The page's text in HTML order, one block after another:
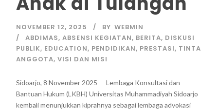
NOVEMBER 12, 2025 BY WEBMIN
ABDIMAS, ABSENSI KEGIATAN, BERITA, DISKUSI
PUBLIK, EDUCATION, PENDIDIKAN, PRESTASI, TINTA
ANGGOTA, VISI DAN MISI
Sidoarjo, 8 November 2025 — Lembaga Konsultasi dan
Bantuan Hukum (LKBH) Universitas Muhammadiyah Sidoarjo
kembali menunjukkan kiprahnya sebagai lembaga advokasi